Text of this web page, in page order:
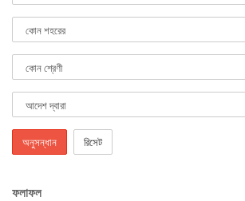
অনুসন্ধান রিসেট
ফলাফল